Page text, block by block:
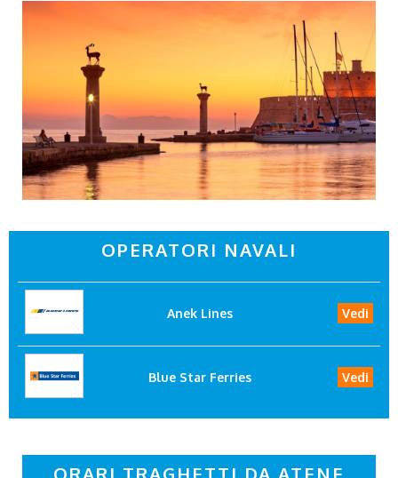
OPERATORI NAVALI
Anek Lines Vedi
Blue Star Ferries Vedi
ORARI TRAGHETTI DA ATENE